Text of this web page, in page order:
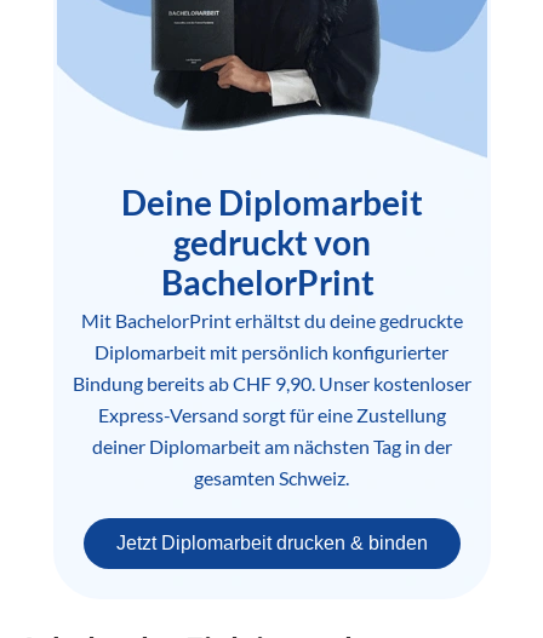
Deine Diplomarbeit
gedruckt von
BachelorPrint
Mit BachelorPrint erhältst du deine gedruckte
Diplomarbeit mit persönlich konfigurierter
Bindung bereits ab CHF 9,90. Unser kostenloser
Express-Versand sorgt für eine Zustellung
deiner Diplomarbeit am nächsten Tag in der
gesamten Schweiz.
Jetzt Diplomarbeit drucken & binden